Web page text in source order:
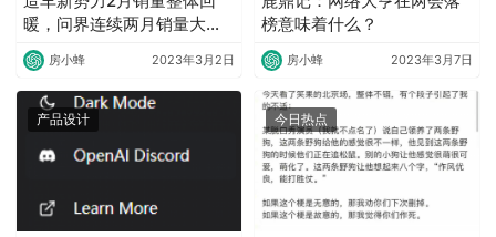
暖，问界连续两月销量大幅
下滑
房小蜂 2023年3月2日
榜意味着什么？
房小蜂 2023年3月7日
产品设计 今日热点